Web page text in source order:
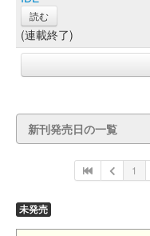
読む
(連載終了)
新刊発売日の一覧
1
未発売